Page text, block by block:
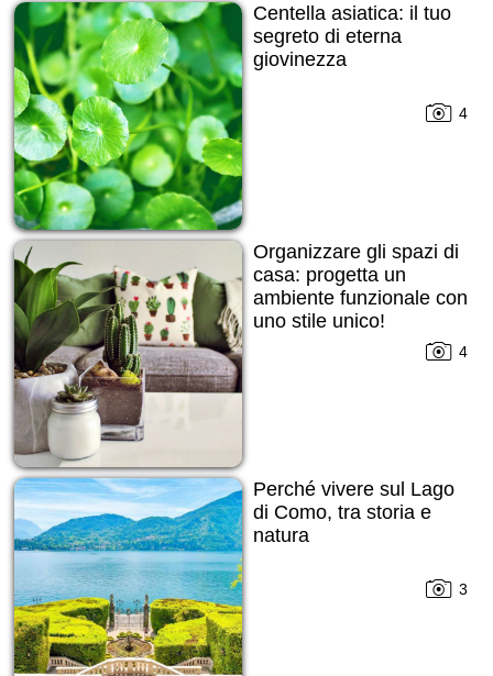
Centella asiatica: il tuo
segreto di eterna
giovinezza
4
Organizzare gli spazi di
casa: progetta un
ambiente funzionale con
uno stile unico!
4
Perché vivere sul Lago
di Como, tra storia e
natura
3